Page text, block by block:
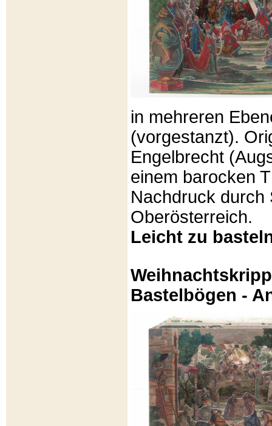
in mehreren
(vorgestanzt).
Engelbrecht
einem barocken
Nachdruck durch
Oberösterreich.
Leicht zu
Bastelbögen -